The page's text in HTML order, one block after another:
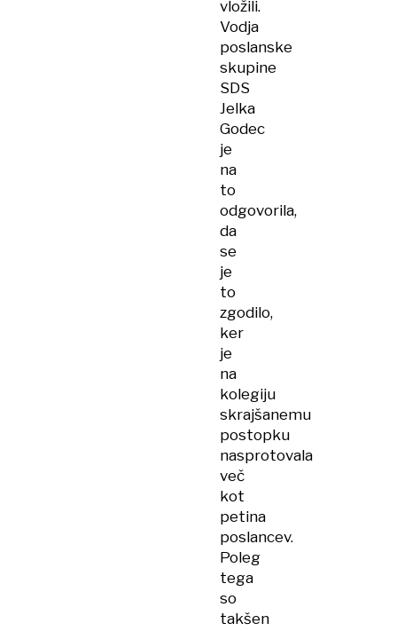
vložili.
Vodja
poslanske
skupine
SDS
Jelka
Godec
je
na
to
odgovorila,
da
se
je
to
zgodilo,
ker
je
na
kolegiju
skrajšanemu
postopku
nasprotovala
več
kot
petina
poslancev.
Poleg
tega
so
takšen